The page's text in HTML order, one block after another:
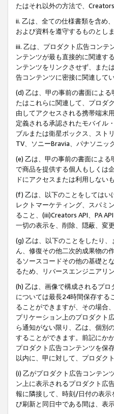
たはそれ以外の方法で、
ii. 乙は、全ての仕様書類を含め
および資料を遵守するものとしま
iii. 乙は、プロダクト広告コンテ
ンテンツが最も直接的に関連す
ンテンツをリンクさせず、また
告コンテンツに密接に関連して
(d) 乙は、甲の事前の書面によ
たはこれらに関連して、プロダ
由してアクセスされる携帯端末
定義される承認されたモバイル
ブルまたは衛星ボックス、スト
TV、ソニーBravia、パナソニッ
(e) 乙は、甲の事前の書面によ
で商品を提供する個人もしくは
ドにアクセスまたは利用しない
(f) 乙は、以下のことをしてはい
レクトマーケティング、スパミ
ること、(iii)Creators API、PA
一切の表示を、削除、隠蔽、変
(g) 乙は、以下のことをしたり
ん、修復その他二次的成果物の
るソースコードその他の基礎と
るため、リバースエンジニアリ
(h) 乙は、画像で構成されるプ
については最長24時間保存する
ることができますが、その場合
プリケーション上のプロダクト
ら通知がない限り、乙は、個別
することができます。前記にか
プロダクト広告コンテンツを保
以内に、甲に対して、プロダク
(i) 乙がプロダクト広告コンテン
ン上に表示されるプロダクト広
報に隣接して、時刻/日付の表示
び刷新と同日中である間は、表